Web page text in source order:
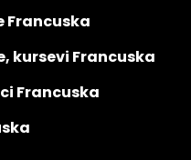
Francuska
kursevi Francuska
Francuska